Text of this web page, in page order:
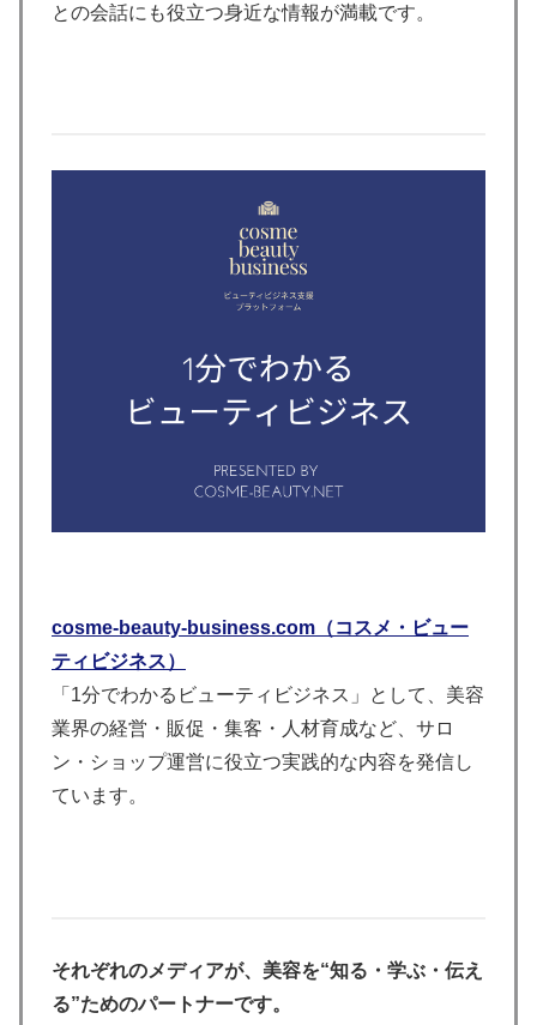
との会話にも役立つ身近な情報が満載です。
cosme-beauty-business.com（コスメ・ビュー
ティビジネス）
「1分でわかるビューティビジネス」として、美容
業界の経営・販促・集客・人材育成など、サロ
ン・ショップ運営に役立つ実践的な内容を発信し
ています。
それぞれのメディアが、美容を“知る・学ぶ・伝え
る”ためのパートナーです。